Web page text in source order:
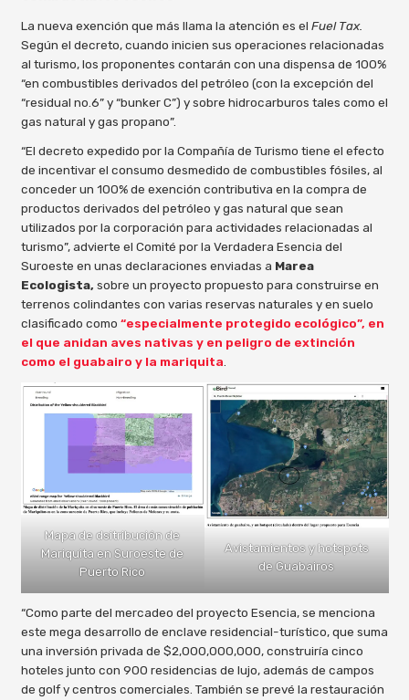
La nueva exención que más llama la atención es el Fuel Tax.
Según el decreto, cuando inicien sus operaciones relacionadas
al turismo, los proponentes contarán con una dispensa de 100%
“en combustibles derivados del petróleo (con la excepción del
“residual no.6” y “bunker C”) y sobre hidrocarburos tales como el
gas natural y gas propano”.
“El decreto expedido por la Compañía de Turismo tiene el efecto
de incentivar el consumo desmedido de combustibles fósiles, al
conceder un 100% de exención contributiva en la compra de
productos derivados del petróleo y gas natural que sean
utilizados por la corporación para actividades relacionadas al
turismo”, advierte el Comité por la Verdadera Esencia del
Suroeste en unas declaraciones enviadas a Marea
Ecologista, sobre un proyecto propuesto para construirse en
terrenos colindantes con varias reservas naturales y en suelo
clasificado como “especialmente protegido ecológico”, en
el que anidan aves nativas y en peligro de extinción
como el guabairo y la mariquita.
Mapa de dsitribución de
Mariquita en Suroeste de
Puerto Rico
Avistamientos y hotspots
de Guabairos
“Como parte del mercadeo del proyecto Esencia, se menciona
este mega desarrollo de enclave residencial-turístico, que suma
una inversión privada de $2,000,000,000, construiría cinco
hoteles junto con 900 residencias de lujo, además de campos
de golf y centros comerciales. También se prevé la restauración